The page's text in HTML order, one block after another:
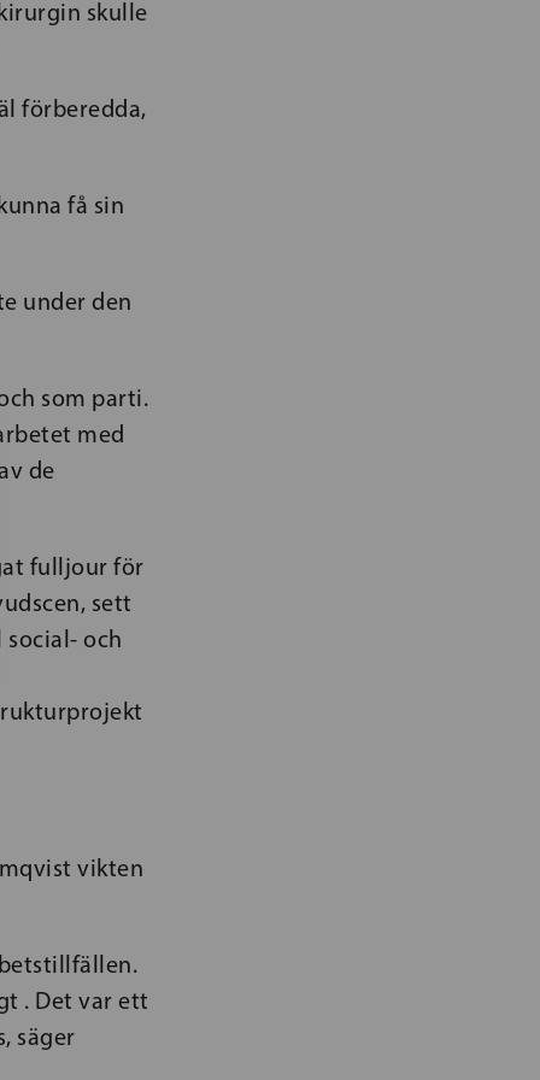
skulle
förberedda,
få sin
under den
som parti.
med
de
fulljour för
sett
och
vikten
. Det var ett
säger